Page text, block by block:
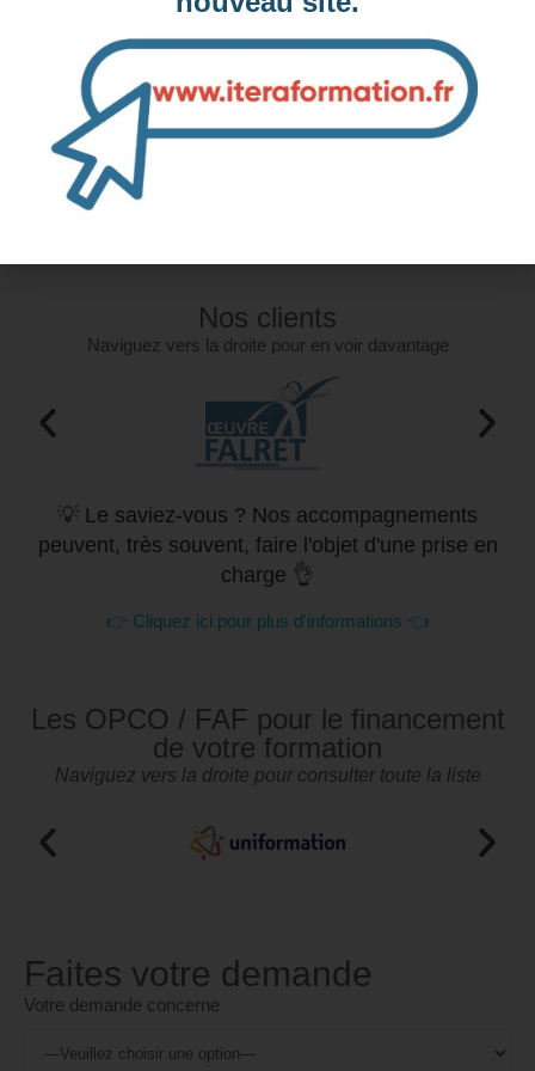
Formation PowerPoint, Créer un diaporama pertinent -
Préparation TOSA (éligible CPF)
Formation PowerPoint, Perfectionnement - Préparation TOSA
Nos clients
Naviguez vers la droite pour en voir davantage
💡 Le saviez-vous ? Nos accompagnements
peuvent, très souvent, faire l'objet d'une prise en
charge 👌
👉 Cliquez ici pour plus d'informations 👈
Les OPCO / FAF pour le financement
de votre formation
Naviguez vers la droite pour consulter toute la liste
Faites votre demande
Votre demande concerne